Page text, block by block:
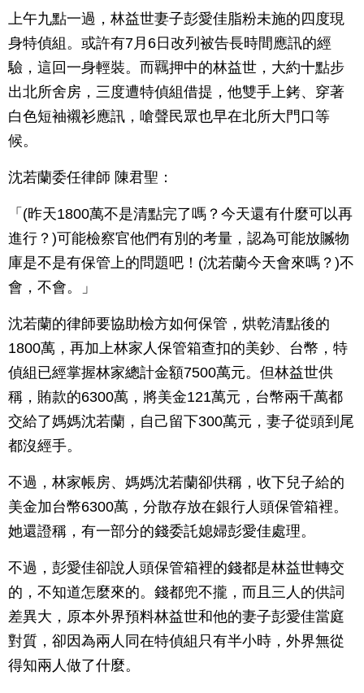
上午九點一過，林益世妻子彭愛佳脂粉未施的四度現
身特偵組。或許有7月6日改列被告長時間應訊的經
驗，這回一身輕裝。而羈押中的林益世，大約十點步
出北所舍房，三度遭特偵組借提，他雙手上銬、穿著
白色短袖襯衫應訊，嗆聲民眾也早在北所大門口等
候。
沈若蘭委任律師 陳君聖：
「(昨天1800萬不是清點完了嗎？今天還有什麼可以再
進行？)可能檢察官他們有別的考量，認為可能放贓物
庫是不是有保管上的問題吧！(沈若蘭今天會來嗎？)不
會，不會。」
沈若蘭的律師要協助檢方如何保管，烘乾清點後的
1800萬，再加上林家人保管箱查扣的美鈔、台幣，特
偵組已經掌握林家總計金額7500萬元。但林益世供
稱，賄款的6300萬，將美金121萬元，台幣兩千萬都
交給了媽媽沈若蘭，自己留下300萬元，妻子從頭到尾
都沒經手。
不過，林家帳房、媽媽沈若蘭卻供稱，收下兒子給的
美金加台幣6300萬，分散存放在銀行人頭保管箱裡。
她還證稱，有一部分的錢委託媳婦彭愛佳處理。
不過，彭愛佳卻說人頭保管箱裡的錢都是林益世轉交
的，不知道怎麼來的。錢都兜不攏，而且三人的供詞
差異大，原本外界預料林益世和他的妻子彭愛佳當庭
對質，卻因為兩人同在特偵組只有半小時，外界無從
得知兩人做了什麼。